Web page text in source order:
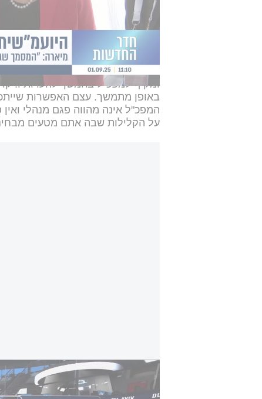
"קביעת מדיניות בהקשר זה היא
אמר, "לפיכך, אין כל רלוונטיות
לעקרונות שהוצגו לבית המשפט
לקבוע מדיניות. וממילא נהלים
בהמשך, התייחס לסוגיית חובת
ומקיף למפכ"ל בהמשך להערותיו.
באופן מתמשך. עצם האפשרות
המפכ"ל אינה מהווה פגם מנהלי
על הקלילות שבה אתם מטעים
פרסום ראשון: מסמך התגובה של המפכ"ל נגד